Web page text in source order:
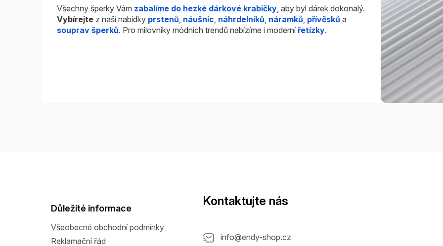
Všechny šperky Vám zabalíme do hezké dárkové krabičky, aby byl dárek dokonalý.
Vybírejte z naší nabídky prstenů, náušnic, náhrdelníků, náramků, přívěsků a
souprav šperků. Pro milovníky módních trendů nabízíme i modernířetízky.
Důležité informace
Všeobecné obchodní podmínky
Reklamační řád
Kontaktujte nás
info@endy-shop.cz